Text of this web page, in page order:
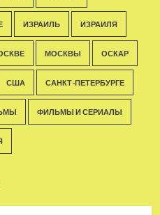
ИЗРАИЛЬ ИЗРАИЛЯ
МОСКВЫ ОСКАР
США САНКТ-ПЕТЕРБУРГЕ
ФИЛЬМЫ И СЕРИАЛЫ